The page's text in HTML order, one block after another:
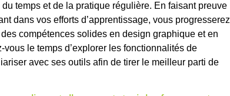
temps et de la pratique régulière. En faisant preuve
dans vos efforts d’apprentissage, vous progresserez
compétences solides en design graphique et en
vous le temps d’explorer les fonctionnalités de
avec ses outils afin de tirer le meilleur parti de